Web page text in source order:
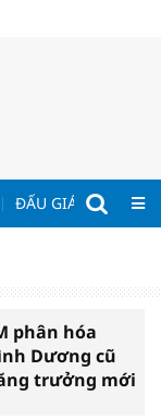
ĐẤU GIÁ - ĐẤU
phân hóa
Dương cũ
trưởng mới